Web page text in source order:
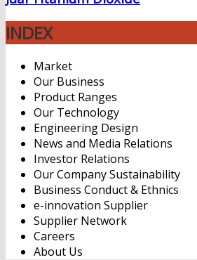
INDEX
Market
Our Business
Product Ranges
Our Technology
Engineering Design
News and Media Relations
Investor Relations
Our Company Sustainability
Business Conduct & Ethnics
e-innovation Supplier
Supplier Network
Careers
About Us